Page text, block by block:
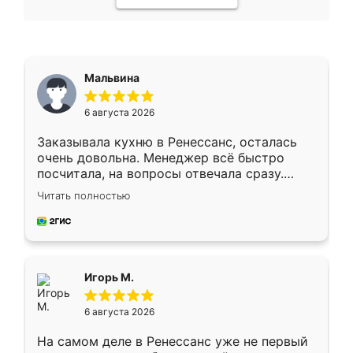
Мальвина
6 августа 2026
Заказывала кухню в Ренессанс, осталась
очень довольна. Менеджер всё быстро
посчитала, на вопросы отвечала сразу.
Замерщик приехал в субботу, подошёл к
делу со всей ответственностью. Собрали
за день, ребята работали аккуратно, даже
Читать полностью
Игорь М.
6 августа 2026
На самом деле в Ренессанс уже не первый